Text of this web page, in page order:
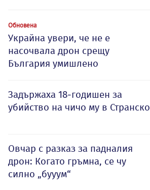
Обновена
Украйна увери, че не е
насочвала дрон срещу
България умишлено
Задържаха 18-годишен за
убийство на чичо му в Странско
Овчар с разказ за падналия
дрон: Когато гръмна, се чу
силно „бууум“